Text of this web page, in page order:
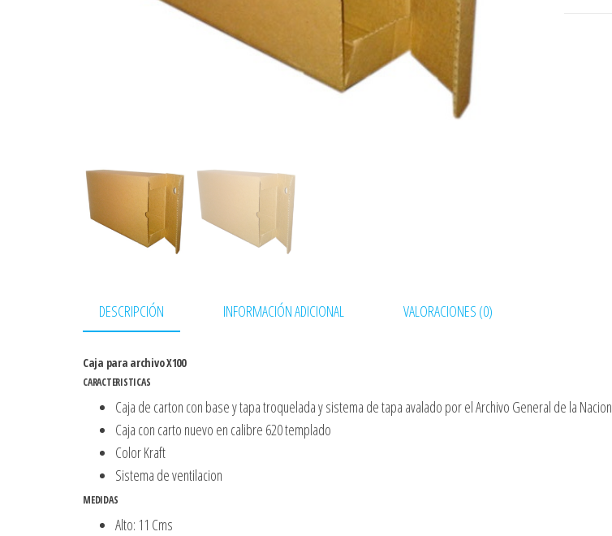
DESCRIPCIÓN INFORMACIÓN ADICIONAL VALORACIONES (0)
Caja para archivo X100
CARACTERISTICAS
Caja de carton con base y tapa troquelada y sistema de tapa avalado por el Archivo General de la Nacion
Caja con carto nuevo en calibre 620 templado
Color Kraft
Sistema de ventilacion
MEDIDAS
Alto: 11 Cms